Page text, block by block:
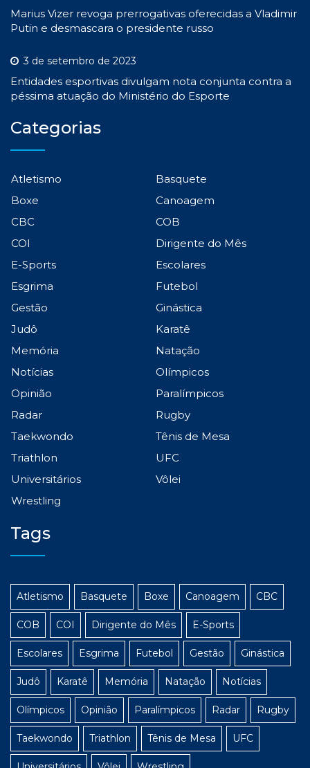
Marius Vizer revoga prerrogativas oferecidas a Vladimir
Putin e desmascara o presidente russo
3 de setembro de 2023
Entidades esportivas divulgam nota conjunta contra a
péssima atuação do Ministério do Esporte
Categorias
Atletismo
Basquete
Boxe
Canoagem
CBC
COB
COI
Dirigente do Mês
E-Sports
Escolares
Esgrima
Futebol
Gestão
Ginástica
Judô
Karatê
Memória
Natação
Notícias
Olímpicos
Opinião
Paralímpicos
Radar
Rugby
Taekwondo
Tênis de Mesa
Triathlon
UFC
Universitários
Vôlei
Wrestling
Tags
Atletismo Basquete Boxe Canoagem CBC
COB COI Dirigente do Mês E-Sports
Escolares Esgrima Futebol Gestão Ginástica
Judô Karatê Memória Natação Notícias
Olímpicos Opinião Paralímpicos Radar Rugby
Taekwondo Triathlon Tênis de Mesa UFC